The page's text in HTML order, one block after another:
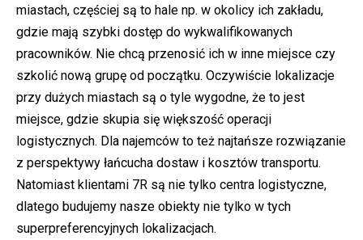
miastach, częściej są to hale np. w okolicy ich zakładu,
gdzie mają szybki dostęp do wykwalifikowanych
pracowników. Nie chcą przenosić ich w inne miejsce czy
szkolić nową grupę od początku. Oczywiście lokalizacje
przy dużych miastach są o tyle wygodne, że to jest
miejsce, gdzie skupia się większość operacji
logistycznych. Dla najemców to też najtańsze rozwiązanie
z perspektywy łańcucha dostaw i kosztów transportu.
Natomiast klientami 7R są nie tylko centra logistyczne,
dlatego budujemy nasze obiekty nie tylko w tych
superpreferencyjnych lokalizacjach.